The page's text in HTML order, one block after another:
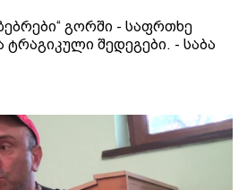
გორში - საფრთხე
შედეგები. - საბა